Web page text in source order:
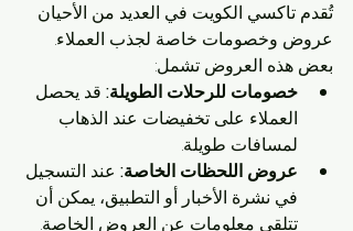
تُقدم تاكسي الكويت في العديد من الأحيان
عروض وخصومات خاصة لجذب العملاء.
بعض هذه العروض تشمل:
خصومات للرحلات الطويلة: قد يحصل
العملاء على تخفيضات عند الذهاب
لمسافات طويلة.
عروض اللحظات الخاصة: عند التسجيل
في نشرة الأخبار أو التطبيق، يمكن أن
تتلقى معلومات عن العروض الخاصة.